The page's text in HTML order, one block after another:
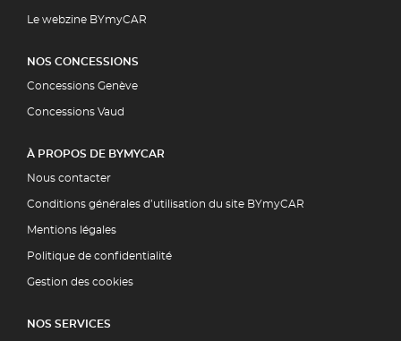
Le webzine BYmyCAR
NOS CONCESSIONS
Concessions Genève
Concessions Vaud
À PROPOS DE BYMYCAR
Nous contacter
Conditions générales d’utilisation du site BYmyCAR
Mentions légales
Politique de confidentialité
Gestion des cookies
NOS SERVICES